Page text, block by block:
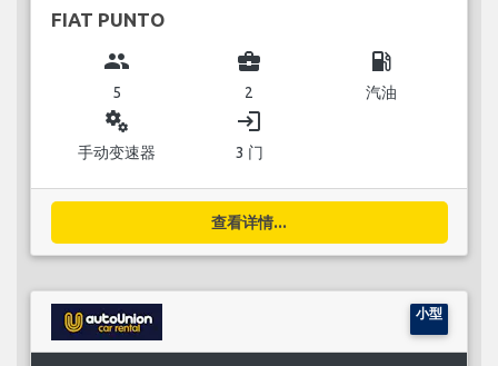
FIAT PUNTO
group
5
business_center
2
local_gas_station
汽油
miscellaneous_services
手动变速器
login
3 门
查看详情...
小型